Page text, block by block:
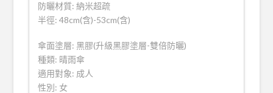
防曬材質: 納米超疏
半徑: 48cm(含)-53cm(含)
傘面塗層: 黑膠(升級黑膠塗層-雙倍防曬)
種類: 晴雨傘
適用對象: 成人
性別: 女